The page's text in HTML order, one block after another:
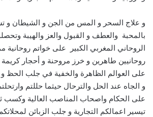
و علاج السحر و المس من الجن و الشيطان و
بالمحبة والعطف و القبول والعز والهيبة
الروحاني المغربي الكبير على خواتم روحانية
روحانيين طاهرين و خرز مروحنة و أحجار كريمة
على العوالم الظاهرة والخفية في جلب الحظ و
و الجاه عند الحل والترحال حيثما حللتم
على الحكام واصحاب المناصب العالية وكسب
تيسير اعمالكم التجارية و جلب الزبائن